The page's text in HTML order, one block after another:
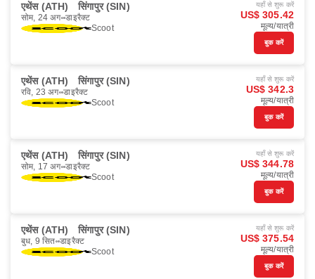
एथेंस (ATH) सिंगापुर (SIN)
सोम, 24 अग॰ डाइरैक्ट
Scoot
यहाँ से शुरू करें
US$ 305.42
मूल्य/यात्री
बुक करें
एथेंस (ATH) सिंगापुर (SIN)
रवि, 23 अग॰ डाइरैक्ट
Scoot
यहाँ से शुरू करें
US$ 342.3
मूल्य/यात्री
बुक करें
एथेंस (ATH) सिंगापुर (SIN)
सोम, 17 अग॰ डाइरैक्ट
Scoot
यहाँ से शुरू करें
US$ 344.78
मूल्य/यात्री
बुक करें
एथेंस (ATH) सिंगापुर (SIN)
बुध, 9 सित॰ डाइरैक्ट
Scoot
यहाँ से शुरू करें
US$ 375.54
मूल्य/यात्री
बुक करें